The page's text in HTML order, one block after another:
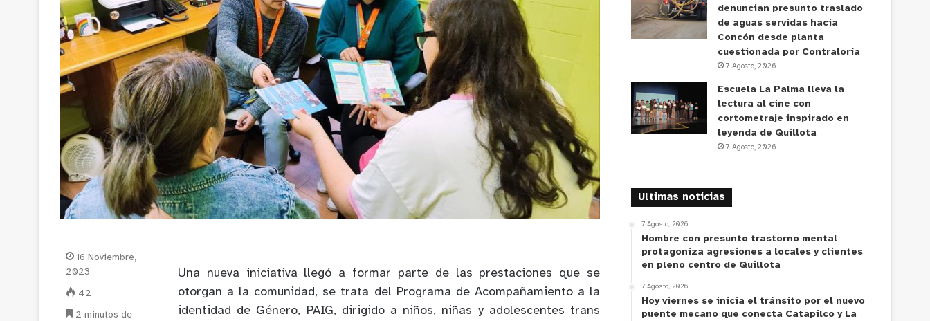
Una nueva iniciativa llegó a formar parte de las prestaciones que se
otorgan a la comunidad, se trata del Programa de Acompañamiento a la
identidad de Género, PAIG, dirigido a niños, niñas y adolescentes trans
16 Noviembre,
2023
42
2 minutos de
denuncian presunto traslado
de aguas servidas hacia
Concón desde planta
cuestionada por Contraloría
7 Agosto, 2026
Escuela La Palma lleva la
lectura al cine con
cortometraje inspirado en
leyenda de Quillota
7 Agosto, 2026
Ultimas noticias
7 Agosto, 2026
Hombre con presunto trastorno mental
protagoniza agresiones a locales y clientes
en pleno centro de Quillota
7 Agosto, 2026
Hoy viernes se inicia el tránsito por el nuevo
puente mecano que conecta Catapilco y La